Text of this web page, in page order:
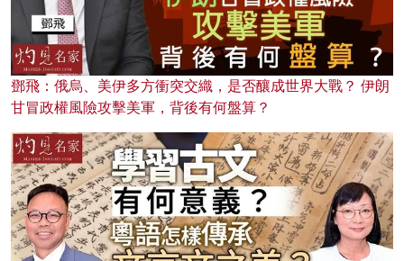
鄧飛：俄烏、美伊多方衝突交織，是否釀成世界大戰？ 伊朗
甘冒政權風險攻擊美軍，背後有何盤算？